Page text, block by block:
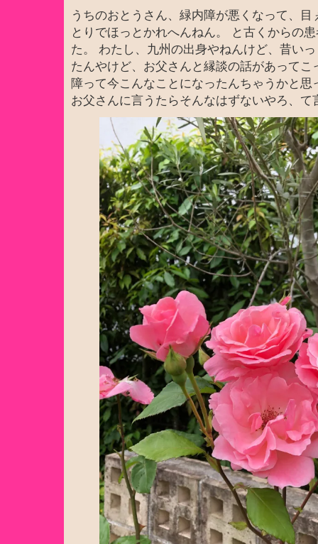
うちのおとうさん、緑内障が悪くなって、
とりでほっとかれへんねん。 と古くからの
た。 わたし、九州の出身やねんけど、昔い
たんやけど、お父さんと縁談の話があって
障って今こんなことになったんちゃうかと
お父さんに言うたらそんなはずないやろ、て